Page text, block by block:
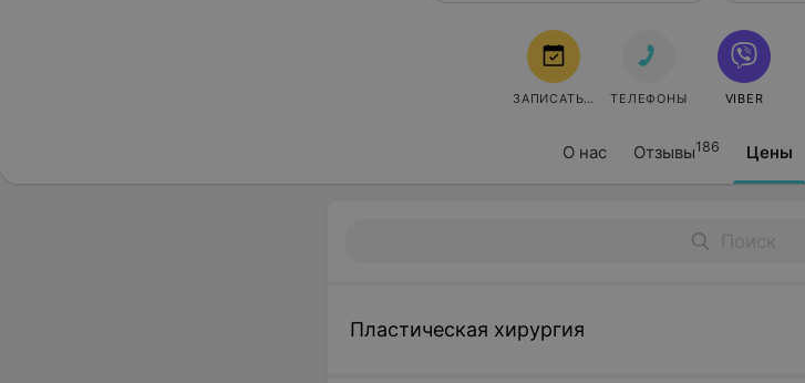
О нас Отзывы186 Цены
ЗАПИСАТЬСЯ ТЕЛЕФОНЫ VIBER
Пластическая хирургия